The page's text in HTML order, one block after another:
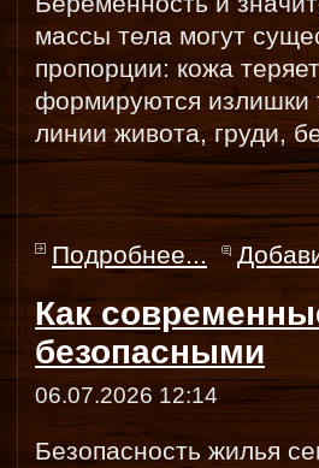
массы тела могут
пропорции: кожа
формируются излишки
линии живота, груди,
Подробнее...
Как
безопасными
06.07.2026 12:14
Безопасность жилья